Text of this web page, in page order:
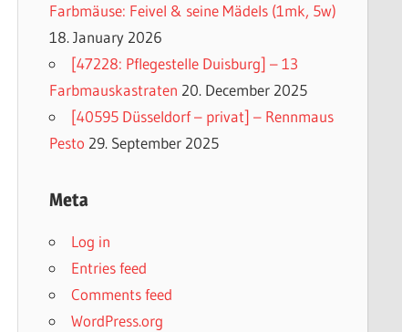
Farbmäuse: Feivel & seine Mädels (1mk, 5w)
18. January 2026
[47228: Pflegestelle Duisburg] – 13
Farbmauskastraten 20. December 2025
[40595 Düsseldorf – privat] – Rennmaus
Pesto 29. September 2025
Meta
Log in
Entries feed
Comments feed
WordPress.org